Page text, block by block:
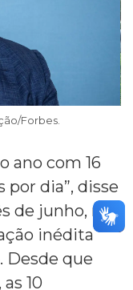
Forbes.
ano com 16
dia”, disse
de junho, no
inédita
Desde que
10